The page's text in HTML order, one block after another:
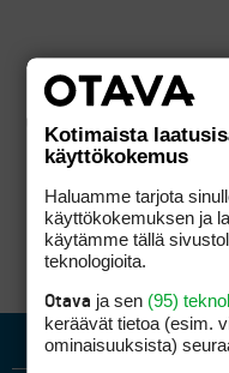
Kotimaista
käyttökokemus
Haluamme tarjota
käyttökokemuksen ja
käytämme tällä
teknologioita.
Otava ja sen (95)
keräävät tietoa (esim.
ominaisuuk­sista)